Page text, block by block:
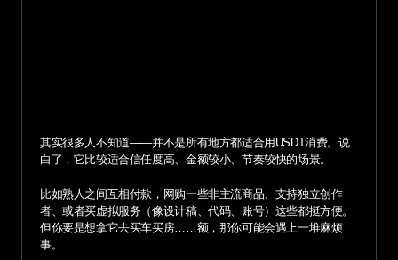
其实很多人不知道——并不是所有地方都适合用USDT消费。说
白了，它比较适合信任度高、金额较小、节奏较快的场景。
比如熟人之间互相付款，网购一些非主流商品、支持独立创作
者、或者买虚拟服务（像设计稿、代码、账号）这些都挺方便。
但你要是想拿它去买车买房……额，那你可能会遇上一堆麻烦
事。